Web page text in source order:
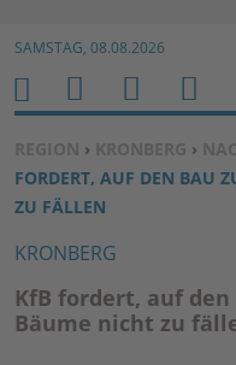
Zum
SAMSTAG, 08.08.2026
SIE BEFINDEN SICH HIER:
REGION › KRONBERG ›
FORDERT, AUF DEN BAU
ZU FÄLLEN
KRONBERG
KfB fordert, auf
Bäume nicht zu
H
O
M
E
M
E
N
U
S
U
C
B
E
N
E
R